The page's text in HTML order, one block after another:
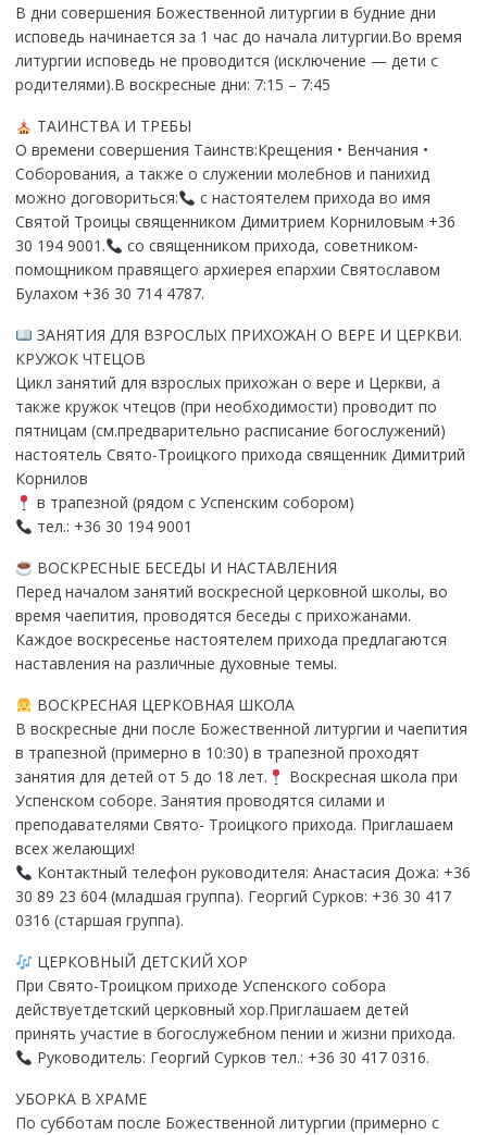
В дни совершения Божественной литургии в будние дни
исповедь начинается за 1 час до начала литургии.Во время
литургии исповедь не проводится (исключение — дети с
родителями).В воскресные дни: 7:15 – 7:45
ТАИНСТВА И ТРЕБЫ
О времени совершения Таинств:Крещения • Венчания •
Соборования, а также о служении молебнов и панихид
можно договориться:
с настоятелем прихода во имя
Святой Троицы священником Димитрием Корниловым +36
30 194 9001.
со священником прихода, советником-
помощником правящего архиерея епархии Святославом
Булахом +36 30 714 4787.
ЗАНЯТИЯ ДЛЯ ВЗРОСЛЫХ ПРИХОЖАН О ВЕРЕ И ЦЕРКВИ.
КРУЖОК ЧТЕЦОВ
Цикл занятий для взрослых прихожан о вере и Церкви, а
также кружок чтецов (при необходимости) проводит по
пятницам (см.предварительно расписание богослужений)
настоятель Свято-Троицкого прихода священник Димитрий
Корнилов
в трапезной (рядом с Успенским собором)
тел.: +36 30 194 9001
ВОСКРЕСНЫЕ БЕСЕДЫ И НАСТАВЛЕНИЯ
Перед началом занятий воскресной церковной школы, во
время чаепития, проводятся беседы с прихожанами.
Каждое воскресенье настоятелем прихода предлагаются
наставления на различные духовные темы.
ВОСКРЕСНАЯ ЦЕРКОВНАЯ ШКОЛА
В воскресные дни после Божественной литургии и чаепития
в трапезной (примерно в 10:30) в трапезной проходят
занятия для детей от 5 до 18 лет.
Воскресная школа при
Успенском соборе. Занятия проводятся силами и
преподавателями Свято- Троицкого прихода. Приглашаем
всех желающих!
Контактный телефон руководителя: Анастасия Дожа: +36
30 89 23 604 (младшая группа). Георгий Сурков: +36 30 417
0316 (старшая группа).
ЦЕРКОВНЫЙ ДЕТСКИЙ ХОР
При Свято-Троицком приходе Успенского собора
действуетдетский церковный хор.Приглашаем детей
принять участие в богослужебном пении и жизни прихода.
Руководитель: Георгий Сурков тел.: +36 30 417 0316.
УБОРКА В ХРАМЕ
По субботам после Божественной литургии (примерно с